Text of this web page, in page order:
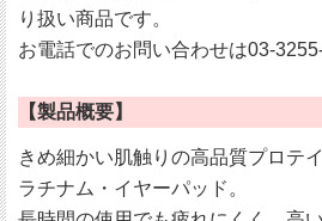
り扱い商品です。
お電話でのお問い合わせは03-
【製品概要】
きめ細かい肌触りの高品質プロテ
ラチナム・イヤーパッド。